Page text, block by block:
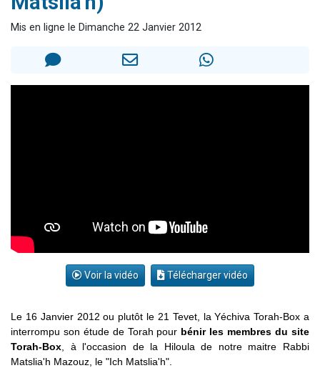
Il reste 49 places pour étudier en groupe sur Zoom
Ariel vient de donner son Maasser
Mis en ligne le Dimanche 22 Janvier 2012
Voir la vidéo Télécharger vidéo
Le 16 Janvier 2012 ou plutôt le 21 Tevet, la Yéchiva Torah-Box a
interrompu son étude de Torah pour bénir les membres du site
Torah-Box , à l'occasion de la Hiloula de notre maitre Rabbi
Matslia'h Mazouz, le "Ich Matslia'h".